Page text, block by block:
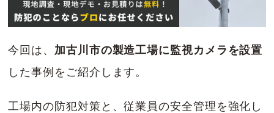
今回は、 加古川市の製造工場に監視カメラを設置
した事例をご紹介します。
工場内の防犯対策と、従業員の安全管理を強化し